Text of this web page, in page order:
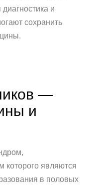
и
сохранить
—
и
которого являются
в половых